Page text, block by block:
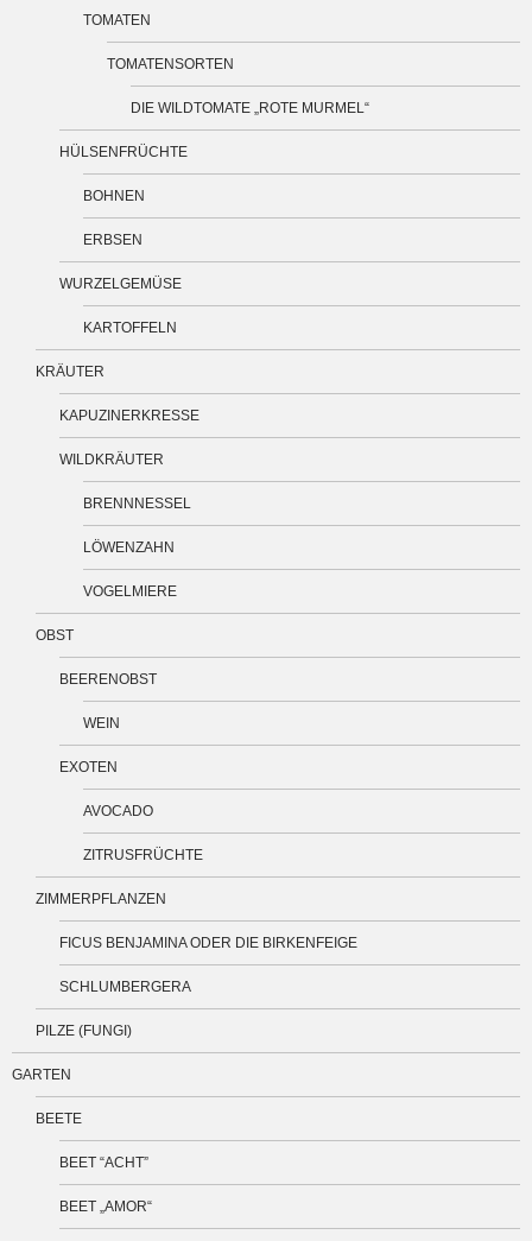
TOMATEN
TOMATENSORTEN
DIE WILDTOMATE „ROTE MURMEL“
HÜLSENFRÜCHTE
BOHNEN
ERBSEN
WURZELGEMÜSE
KARTOFFELN
KRÄUTER
KAPUZINERKRESSE
WILDKRÄUTER
BRENNNESSEL
LÖWENZAHN
VOGELMIERE
OBST
BEERENOBST
WEIN
EXOTEN
AVOCADO
ZITRUSFRÜCHTE
ZIMMERPFLANZEN
FICUS BENJAMINA ODER DIE BIRKENFEIGE
SCHLUMBERGERA
PILZE (FUNGI)
GARTEN
BEETE
BEET “ACHT”
BEET „AMOR“